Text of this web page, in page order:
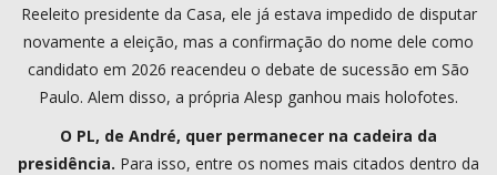
Reeleito presidente da Casa, ele já estava impedido de disputar
novamente a eleição, mas a confirmação do nome dele como
candidato em 2026 reacendeu o debate de sucessão em São
Paulo. Alem disso, a própria Alesp ganhou mais holofotes.
O PL, de André, quer permanecer na cadeira da
presidência. Para isso, entre os nomes mais citados dentro da